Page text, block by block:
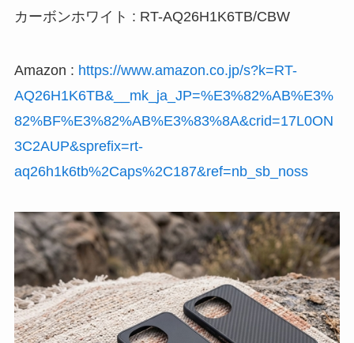
カーボンホワイト : RT-AQ26H1K6TB/CBW
Amazon : https://www.amazon.co.jp/s?k=RT-
AQ26H1K6TB&__mk_ja_JP=%E3%82%AB%E3%
82%BF%E3%82%AB%E3%83%8A&crid=17L0ON
3C2AUP&sprefix=rt-
aq26h1k6tb%2Caps%2C187&ref=nb_sb_noss